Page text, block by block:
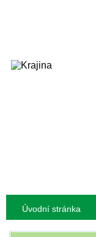
Úvodní stránka